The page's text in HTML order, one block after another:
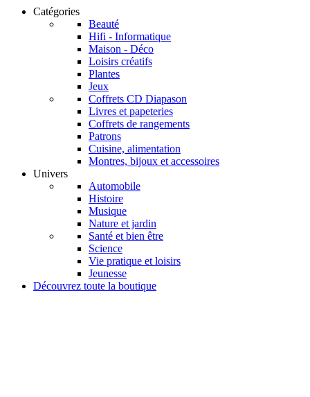
Catégories
Beauté
Hifi - Informatique
Maison - Déco
Loisirs créatifs
Plantes
Jeux
Coffrets CD Diapason
Livres et papeteries
Coffrets de rangements
Patrons
Cuisine, alimentation
Montres, bijoux et accessoires
Univers
Automobile
Histoire
Musique
Nature et jardin
Santé et bien être
Science
Vie pratique et loisirs
Jeunesse
Découvrez toute la boutique